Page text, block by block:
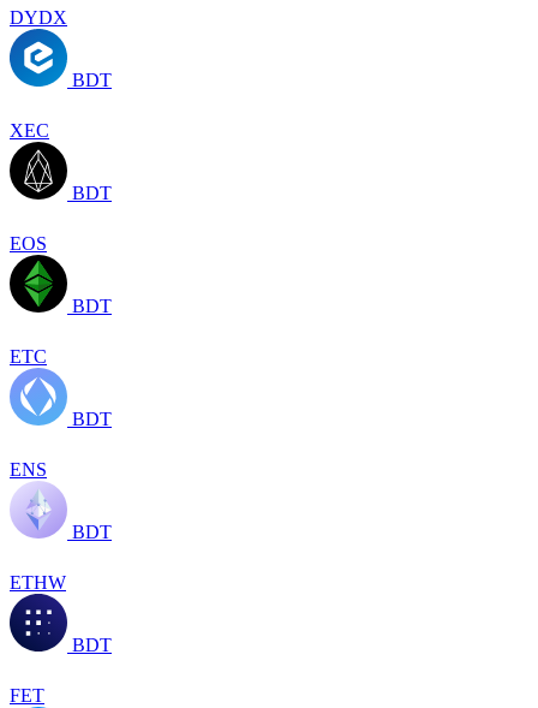
DYDX
BDT
XEC
BDT
EOS
BDT
ETC
BDT
ENS
BDT
ETHW
BDT
FET